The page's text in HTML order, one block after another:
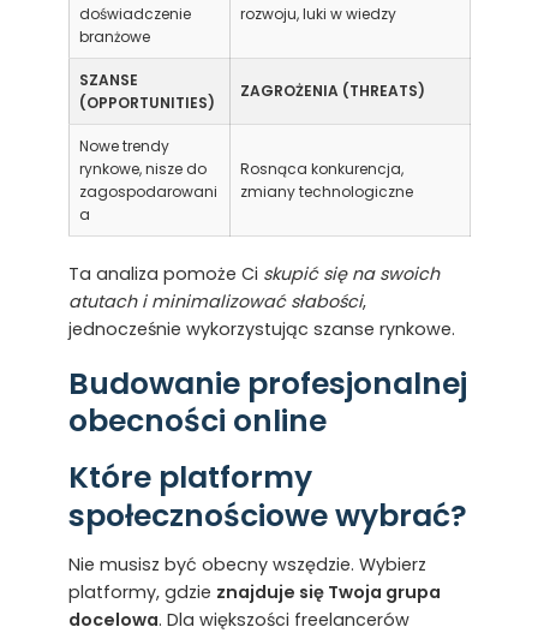
doświadczenie
branżowe
rozwoju, luki w wiedzy
SZANSE
(OPPORTUNITIES)
ZAGROŻENIA (THREATS)
Nowe trendy
rynkowe, nisze do
zagospodarowani
a
Rosnąca konkurencja,
zmiany technologiczne
Ta analiza pomoże Ci skupić się na swoich
atutach i minimalizować słabości,
jednocześnie wykorzystując szanse rynkowe.
Budowanie profesjonalnej
obecności online
Które platformy
społecznościowe wybrać?
Nie musisz być obecny wszędzie. Wybierz
platformy, gdzie znajduje się Twoja grupa
docelowa. Dla większości freelancerów